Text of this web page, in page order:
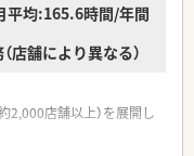
、遠方からの入社も安心
されており、有給休暇
イフバランスを保ちやす
平均:165.6時間/年間
店舗により異なる）
2,000店舗以上）を展開し